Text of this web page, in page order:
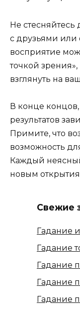
Не стесняйтесь
с друзьями
восприятие
точкой
взглянуть на
В конце
результатов
Примите, что
возможность
Каждый
новым
Свежие
Гадание
Гадание
Гадание
Гадание
Гадание